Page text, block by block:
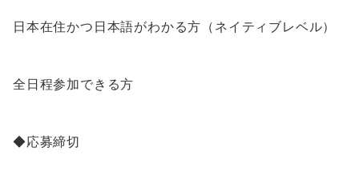
日本在住かつ日本語がわかる方（ネイティブレベル）
全日程参加できる方
◆応募締切